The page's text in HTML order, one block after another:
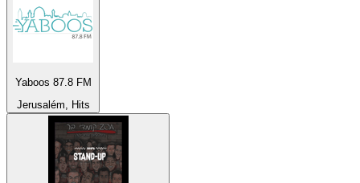
Yaboos 87.8 FM
Jerusalém, Hits